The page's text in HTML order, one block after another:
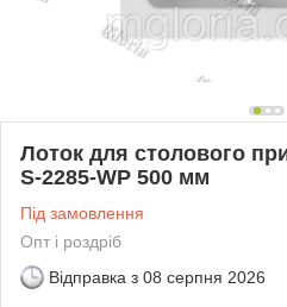
Лоток для столового
S-2285-WP 500 мм
Під замовлення
Опт і роздріб
Відправка з 08 серпня 2026